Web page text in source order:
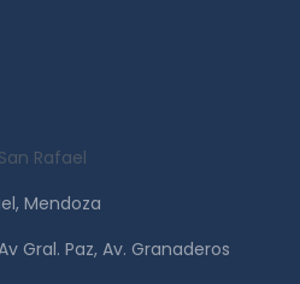
Rafael
Mendoza
Gral. Paz, Av. Granaderos